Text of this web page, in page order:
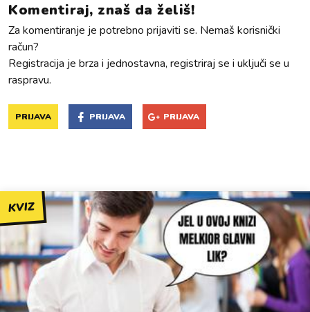
Komentiraj, znaš da želiš!
Za komentiranje je potrebno prijaviti se. Nemaš korisnički
račun?
Registracija je brza i jednostavna, registriraj se i uključi se u
raspravu.
PRIJAVA PRIJAVA PRIJAVA
KVIZ